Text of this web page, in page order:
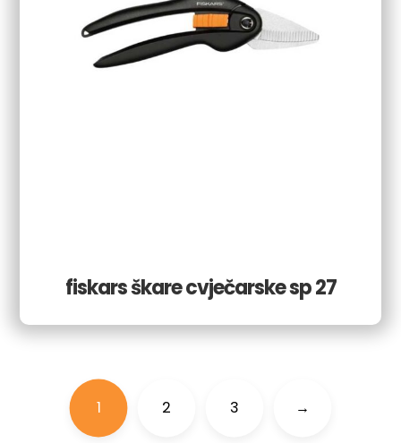
fiskars škare cvječarske sp 27
1 2 3 →